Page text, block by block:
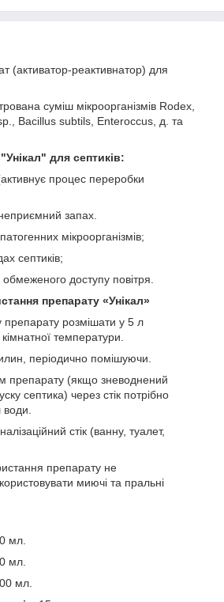
(активатор-реактивнатор) для
суміш мікроорганізмів Rodex,
Bacillus subtils, Enteroccus, д. та
для септиків:
процес переробки
запах.
мікроорганізмів;
септиків;
доступу повітря.
препарату «Унікал»
препарату розмішати у 5 л
температури.
періодично помішуючи.
препарату (якщо зневоднений
септика) через стік потрібно
стік (ванну, туалет,
препарату не
миючі та пральні
мл.
мл.
мл.